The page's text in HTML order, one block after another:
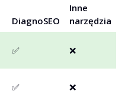
DiagnoSEO
Inne
narzędzia
✅ ❌
✅ ❌